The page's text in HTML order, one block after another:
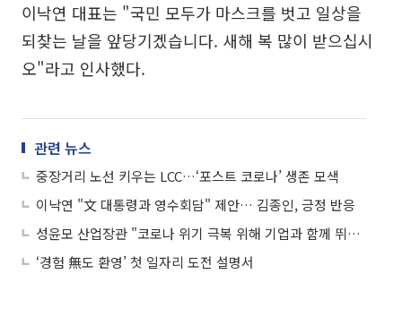
이낙연 대표는 "국민 모두가 마스크를 벗고 일상을
되찾는 날을 앞당기겠습니다. 새해 복 많이 받으십시
오"라고 인사했다.
관련 뉴스
중장거리 노선 키우는 LCC…‘포스트 코로나’ 생존 모색
이낙연 "文 대통령과 영수회담" 제안… 김종인, 긍정 반응
성윤모 산업장관 "코로나 위기 극복 위해 기업과 함께 뛰겠다"
‘경험 無도 환영’ 첫 일자리 도전 설명서